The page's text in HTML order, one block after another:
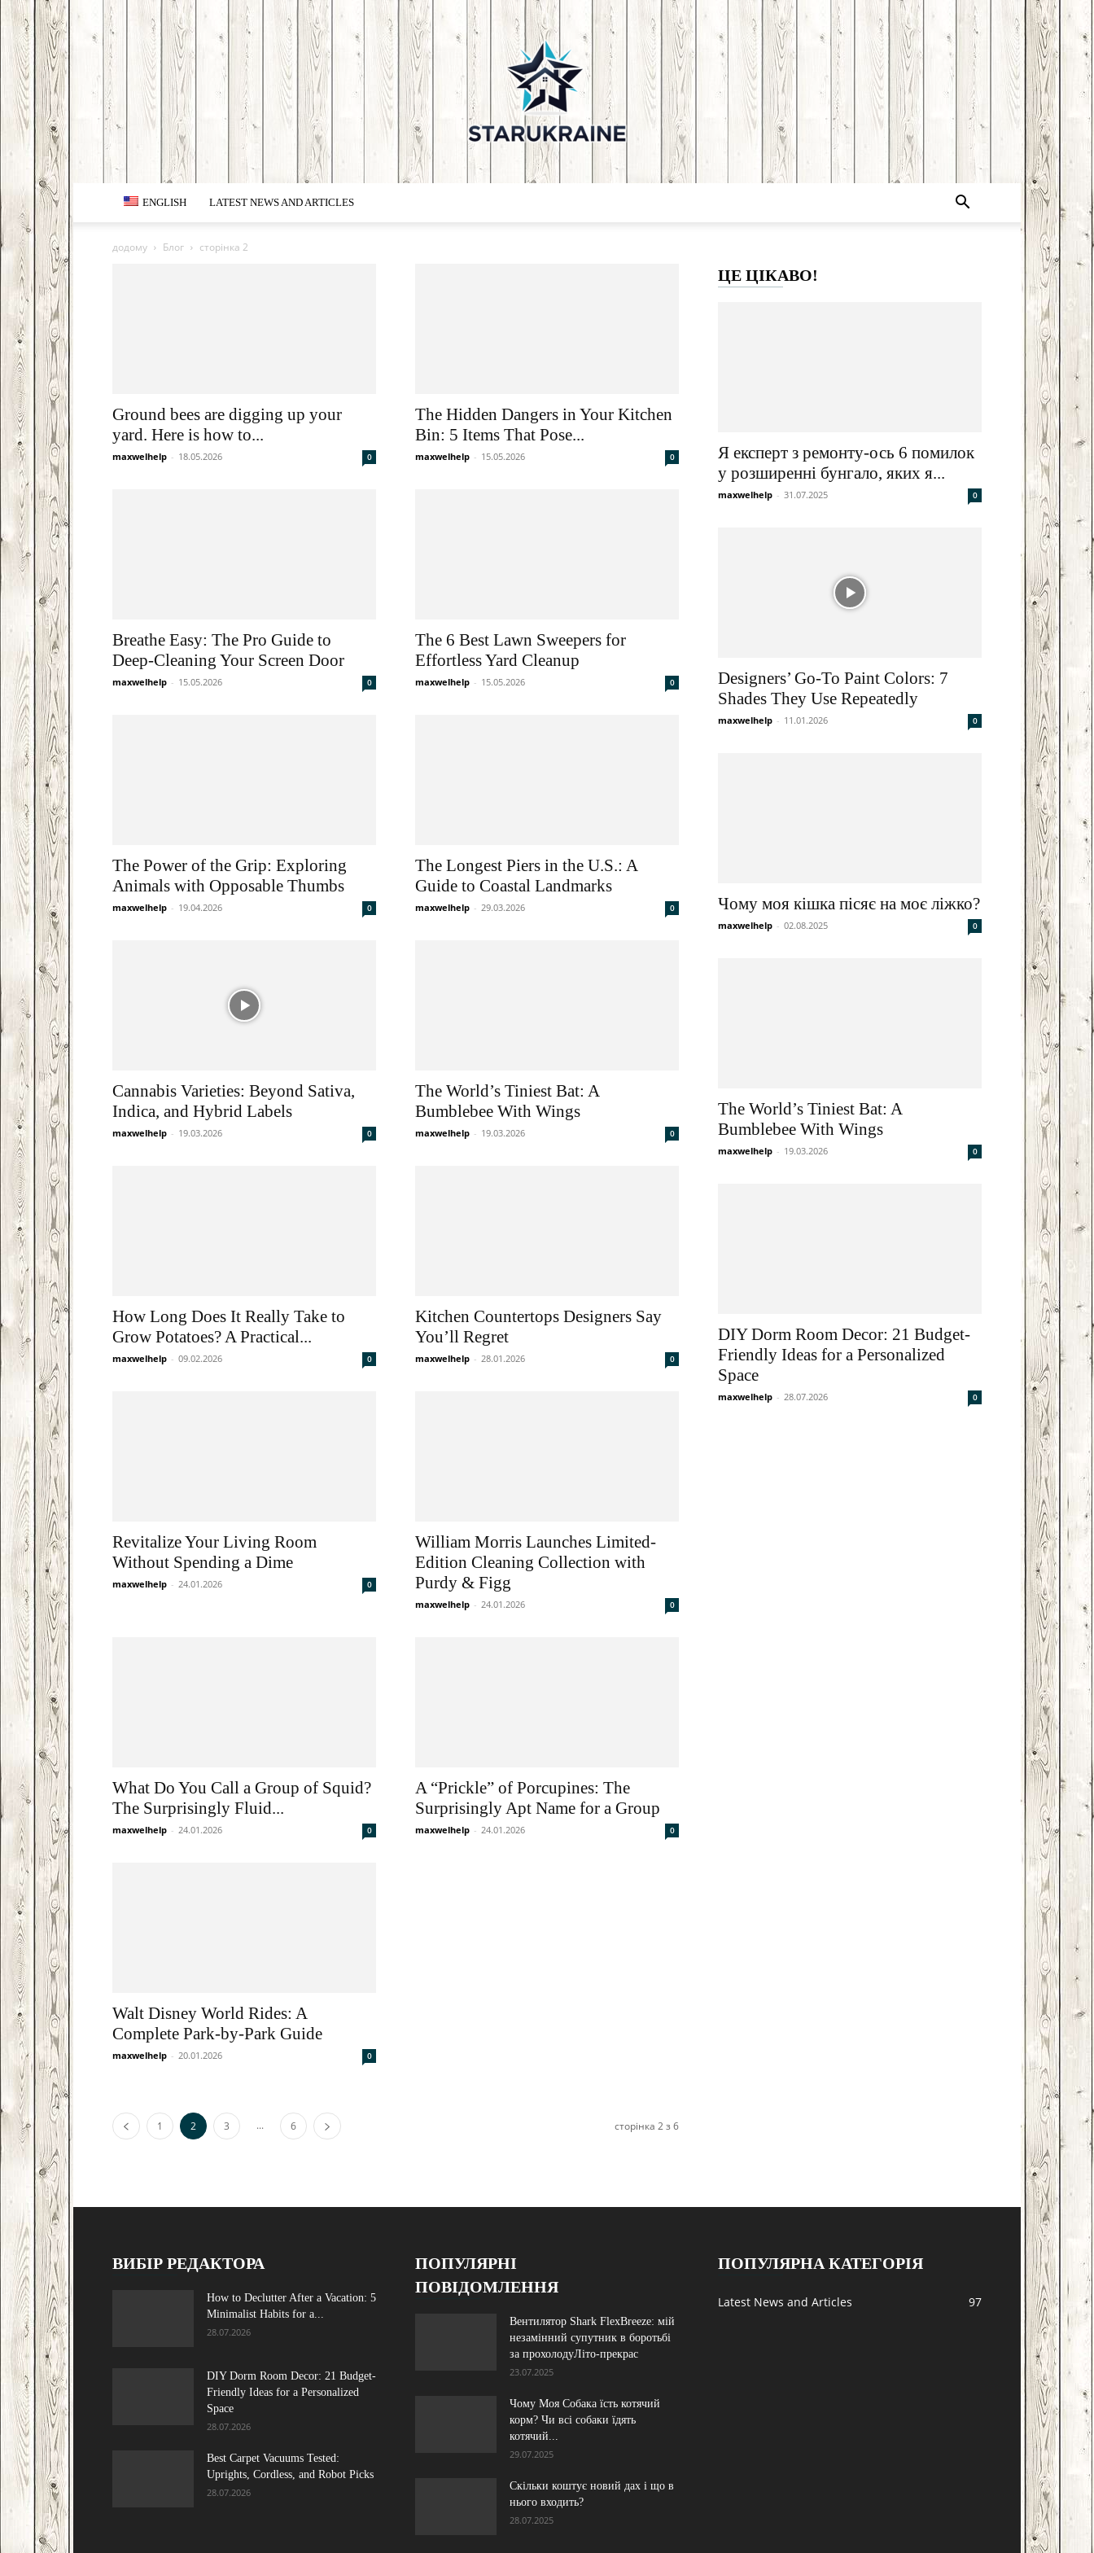
and
Tips
ENGLISH LATEST NEWS AND ARTICLES
додому Блог сторінка 2
Ground bees are digging up your
yard. Here is how to...
maxwelhelp - 18.05.2026 0
The Hidden Dangers in Your Kitchen
Bin: 5 Items That Pose...
maxwelhelp - 15.05.2026 0
Breathe Easy: The Pro Guide to
Deep-Cleaning Your Screen Door
maxwelhelp - 15.05.2026 0
The 6 Best Lawn Sweepers for
Effortless Yard Cleanup
maxwelhelp - 15.05.2026 0
The Power of the Grip: Exploring
Animals with Opposable Thumbs
maxwelhelp - 19.04.2026 0
The Longest Piers in the U.S.: A
Guide to Coastal Landmarks
maxwelhelp - 29.03.2026 0
Cannabis Varieties: Beyond Sativa,
Indica, and Hybrid Labels
maxwelhelp - 19.03.2026 0
The World’s Tiniest Bat: A
Bumblebee With Wings
maxwelhelp - 19.03.2026 0
How Long Does It Really Take to
Grow Potatoes? A Practical...
maxwelhelp - 09.02.2026 0
Kitchen Countertops Designers Say
You’ll Regret
maxwelhelp - 28.01.2026 0
Revitalize Your Living Room
Without Spending a Dime
maxwelhelp - 24.01.2026 0
William Morris Launches Limited-
Edition Cleaning Collection with
Purdy & Figg
maxwelhelp - 24.01.2026 0
What Do You Call a Group of Squid?
The Surprisingly Fluid...
maxwelhelp - 24.01.2026 0
A “Prickle” of Porcupines: The
Surprisingly Apt Name for a Group
maxwelhelp - 24.01.2026 0
Walt Disney World Rides: A
Complete Park-by-Park Guide
maxwelhelp - 20.01.2026 0
1 2 3 ... 6 сторінка 2 з 6
ЦЕ ЦІКАВО!
Я експерт з ремонту-ось 6 помилок
у розширенні бунгало, яких я...
maxwelhelp - 31.07.2025 0
Designers’ Go-To Paint Colors: 7
Shades They Use Repeatedly
maxwelhelp - 11.01.2026 0
Чому моя кішка пісяє на моє ліжко?
maxwelhelp - 02.08.2025 0
The World’s Tiniest Bat: A
Bumblebee With Wings
maxwelhelp - 19.03.2026 0
DIY Dorm Room Decor: 21 Budget-
Friendly Ideas for a Personalized
Space
maxwelhelp - 28.07.2026 0
ВИБІР РЕДАКТОРА
How to Declutter After a Vacation: 5
Minimalist Habits for a...
28.07.2026
DIY Dorm Room Decor: 21 Budget-
Friendly Ideas for a Personalized
Space
28.07.2026
Best Carpet Vacuums Tested:
Uprights, Cordless, and Robot Picks
28.07.2026
ПОПУЛЯРНІ
ПОВІДОМЛЕННЯ
Вентилятор Shark FlexBreeze: мій
незамінний супутник в боротьбі
за прохолодуЛіто-прекрас
23.07.2025
Чому Моя Собака їсть котячий
корм? Чи всі собаки їдять
котячий...
29.07.2025
Скільки коштує новий дах і що в
нього входить?
28.07.2025
ПОПУЛЯРНА КАТЕГОРІЯ
Latest News and Articles 97